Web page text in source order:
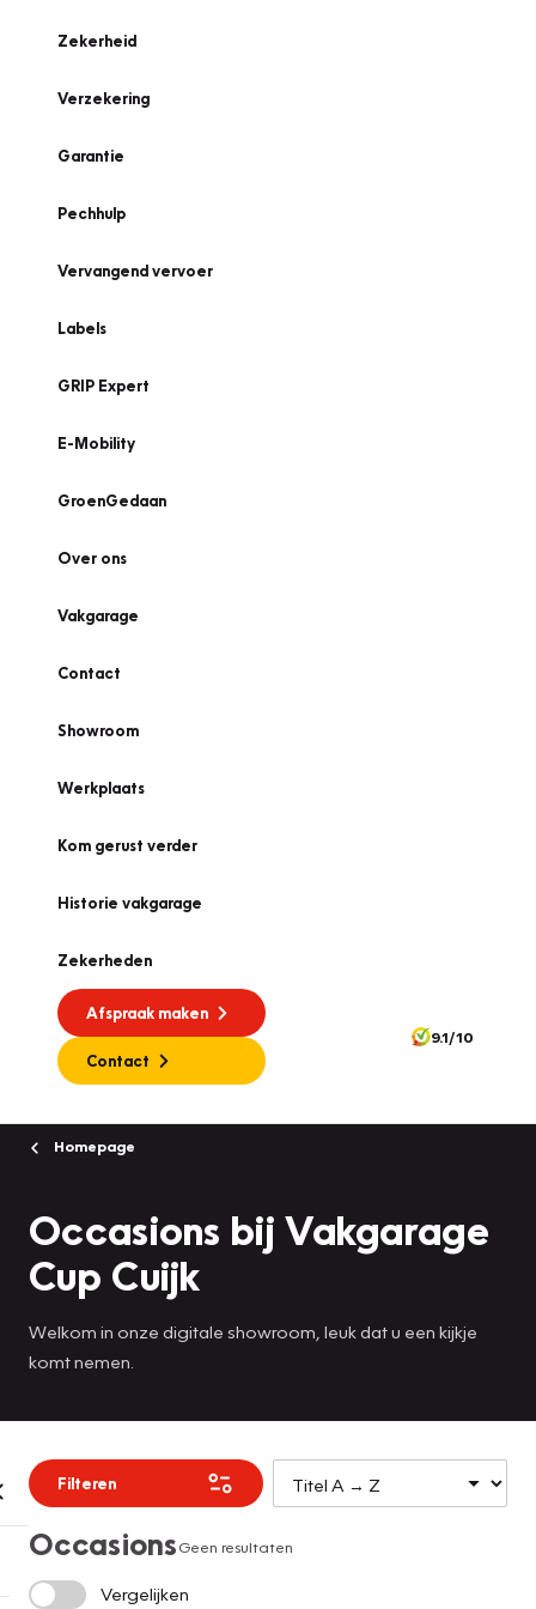
Zekerheid
Verzekering
Garantie
Pechhulp
Vervangend vervoer
Labels
GRIP Expert
E-Mobility
GroenGedaan
Over ons
Vakgarage
Contact
Showroom
Werkplaats
Kom gerust verder
Historie vakgarage
Zekerheden
Afspraak maken
Contact
9.1/10
Homepage
Occasions bij Vakgarage
Cup Cuijk
Welkom in onze digitale showroom, leuk dat u een kijkje
komt nemen.
Filteren
OccasionsGeen resultaten
Vergelijken